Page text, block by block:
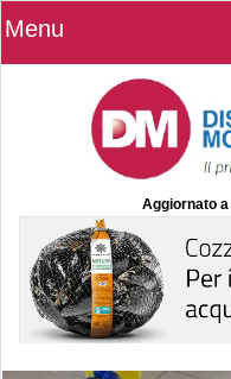
Menu
Aggiornato a